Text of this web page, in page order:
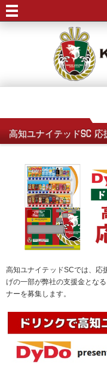
高知ユナイテッドSC 応
高知ユナイテッドSCでは、応
げの一部が弊社の支援金とな
ナーを募集します。